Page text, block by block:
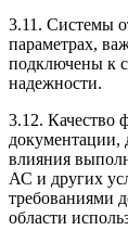
3.11. Системы
параметрах,
подключены к
надежности.
3.12. Качество
документации,
влияния
АС и других
требованиями
области